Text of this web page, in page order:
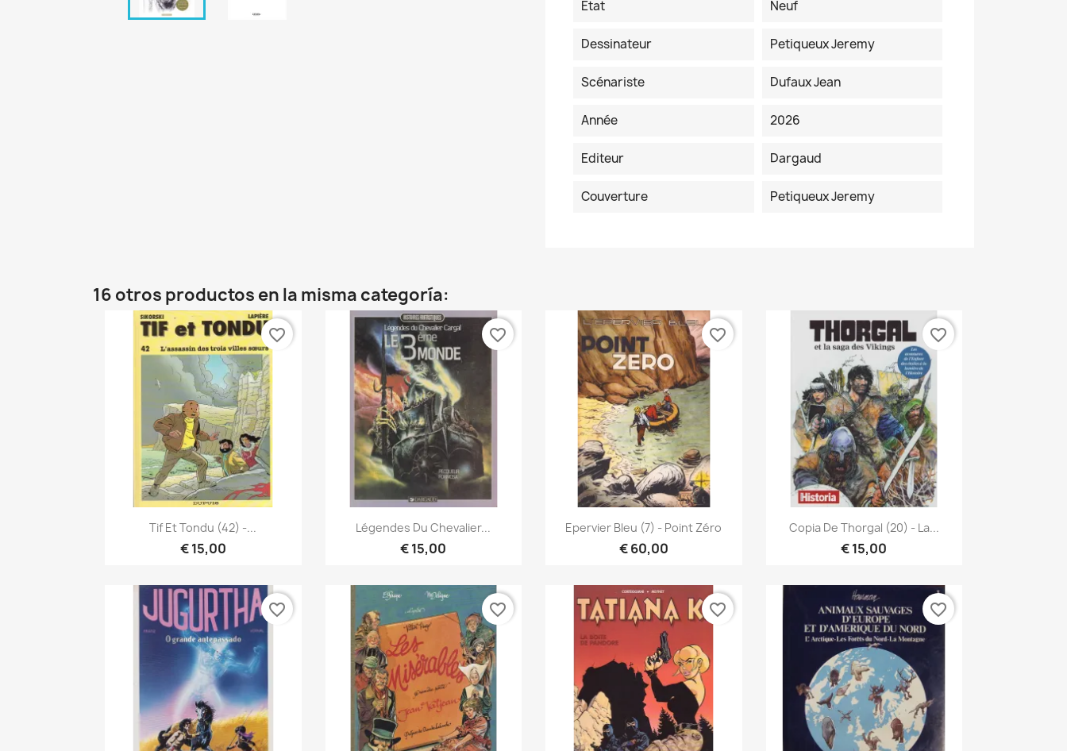
Etat
Neuf
Dessinateur Petiqueux Jeremy
Scénariste Dufaux Jean
Année 2026
Editeur Dargaud
Couverture Petiqueux Jeremy
16 otros productos en la misma categoría:
Vista rápida
Tif Et Tondu (42) -...
€ 15,00
favorite_border
Vista rápida
Légendes Du Chevalier...
€ 15,00
favorite_border
Vista rápida
Epervier Bleu (7) - Point Zéro
€ 60,00
favorite_border
Vista rápida
Copia De Thorgal (20) - La...
€ 15,00
favorite_border
favorite_border favorite_border favorite_border favorite_border